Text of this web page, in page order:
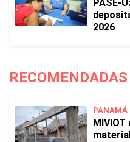
PASE-
2026
RECOMENDADAS
PANAMÁ